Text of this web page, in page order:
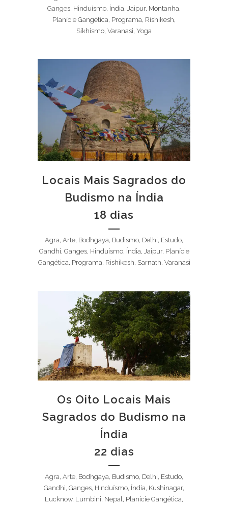
Ganges, Hinduísmo, Índia, Jaipur, Montanha,
Planície Gangética, Programa, Rishikesh,
Sikhismo, Varanasi, Yoga
Locais Mais Sagrados do
Budismo na Índia
18 dias
Agra, Arte, Bodhgaya, Budismo, Delhi, Estudo,
Gandhi, Ganges, Hinduísmo, Índia, Jaipur, Planície
Gangética, Programa, Rishikesh, Sarnath, Varanasi
Os Oito Locais Mais
Sagrados do Budismo na
Índia
22 dias
Agra, Arte, Bodhgaya, Budismo, Delhi, Estudo,
Gandhi, Ganges, Hinduísmo, Índia, Kushinagar,
Lucknow, Lumbini, Nepal, Planície Gangética,